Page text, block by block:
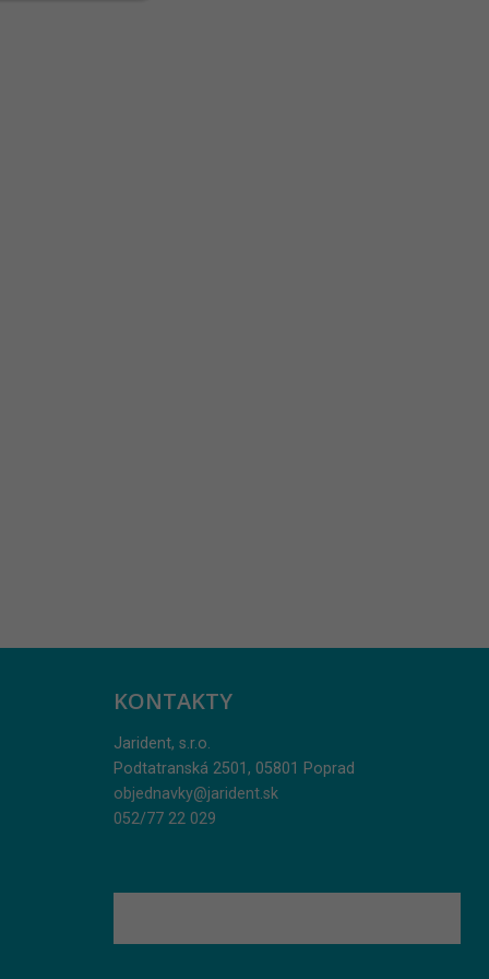
KONTAKTY
Jarident, s.r.o.
Podtatranská 2501, 05801 Poprad
objednavky@jarident.sk
052/77 22 029